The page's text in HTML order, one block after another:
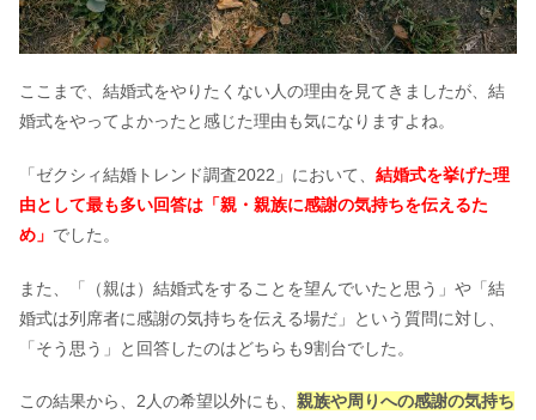
ここまで、結婚式をやりたくない人の理由を見てきましたが、結
婚式をやってよかったと感じた理由も気になりますよね。
「ゼクシィ結婚トレンド調査2022」において、 結婚式を挙げた理
由として最も多い回答は「親・親族に感謝の気持ちを伝えるた
め」 でした。
また、「（親は）結婚式をすることを望んでいたと思う」や「結
婚式は列席者に感謝の気持ちを伝える場だ」という質問に対し、
「そう思う」と回答したのはどちらも9割台でした。
この結果から、2人の希望以外にも、 親族や周りへの感謝の気持ち